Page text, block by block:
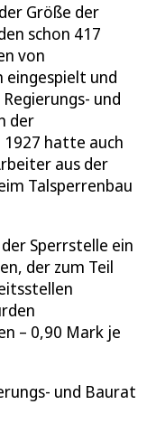
Größe der
schon 417
von
eingespielt und
und
der
hatte auch
aus der
Talsperrenbau
Sperrstelle ein
der zum Teil
– 0,90 Mark je
und Baurat